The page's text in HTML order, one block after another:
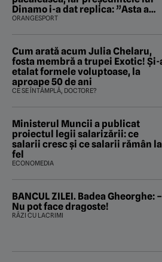
Dinamo i-a dat replica: ”Asta a
fost istoria”
ORANGESPORT
Cum arată acum Julia Chelaru,
fosta membră a trupei Exotic! Și-a
etalat formele voluptoase, la
aproape 50 de ani
CE SE ÎNTÂMPLĂ, DOCTORE?
Ministerul Muncii a publicat
proiectul legii salarizării: ce
salarii cresc și ce salarii rămân la
fel
ECONOMEDIA
BANCUL ZILEI. Badea Gheorghe: –
Nu pot face dragoste!
RÂZI CU LACRIMI